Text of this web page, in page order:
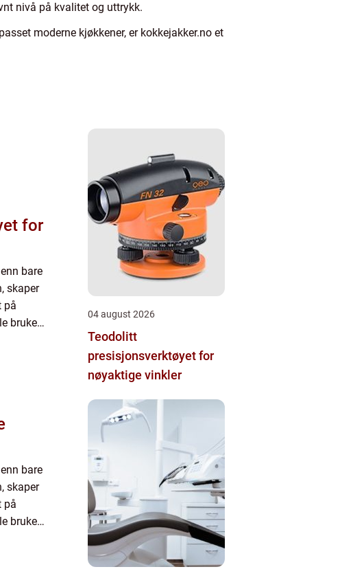
nivå på kvalitet og uttrykk.
moderne kjøkkener, er kokkejakker.no et
bare
skaper
på
bruker
bare
skaper
på
bruker
04 august 2026
Teodolitt
presisjonsverktøyet for
nøyaktige vinkler